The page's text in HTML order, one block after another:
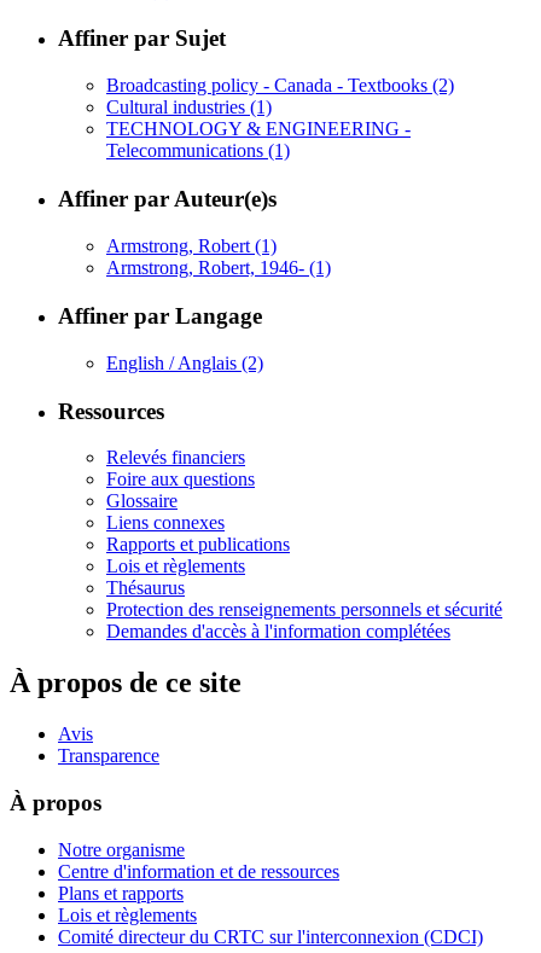
Affiner par Sujet
Broadcasting policy - Canada - Textbooks (2)
Cultural industries (1)
TECHNOLOGY & ENGINEERING -
Telecommunications (1)
Affiner par Auteur(e)s
Armstrong, Robert (1)
Armstrong, Robert, 1946- (1)
Affiner par Langage
English / Anglais (2)
Ressources
Relevés financiers
Foire aux questions
Glossaire
Liens connexes
Rapports et publications
Lois et règlements
Thésaurus
Protection des renseignements personnels et sécurité
Demandes d'accès à l'information complétées
À propos de ce site
Avis
Transparence
À propos
Notre organisme
Centre d'information et de ressources
Plans et rapports
Lois et règlements
Comité directeur du CRTC sur l'interconnexion (CDCI)